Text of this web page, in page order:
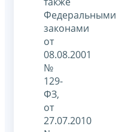
Федеральными
законами
от
08.08.2001
№
129-
ФЗ,
от
27.07.2010